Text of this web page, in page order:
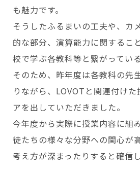
も魅力です。
そうしたふるまいの工夫や、カ
的な部分、演算能力に関するこ
校で学ぶ各教科等と繋がってい
そのため、昨年度は各教科の先
りながら、LOVOTと関連付けた
アを出していただきました。
今年度から実際に授業内容に組
徒たちの様々な分野への関心が
考え方が深まったりすると確信